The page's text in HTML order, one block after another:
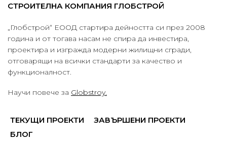
СТРОИТЕЛНА КОМПАНИЯ ГЛОБСТРОЙ
„Глобстрой“ ЕООД стартира дейността си през 2008
година и от тогава насам не спира да инвестира,
проектира и изгражда модерни жилищни сгради,
отговарящи на всички стандарти за качество и
функционалност.
Научи повече за Globstroy.
ТЕКУЩИ ПРОЕКТИ
ЗАВЪРШЕНИ ПРОЕКТИ
БЛОГ